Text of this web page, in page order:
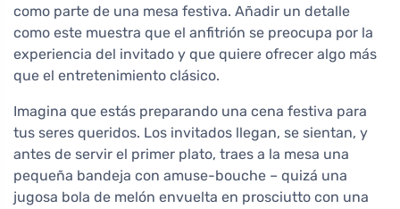
como parte de una mesa festiva. Añadir un detalle
como este muestra que el anfitrión se preocupa por la
experiencia del invitado y que quiere ofrecer algo más
que el entretenimiento clásico.
Imagina que estás preparando una cena festiva para
tus seres queridos. Los invitados llegan, se sientan, y
antes de servir el primer plato, traes a la mesa una
pequeña bandeja con amuse-bouche – quizá una
jugosa bola de melón envuelta en prosciutto con una